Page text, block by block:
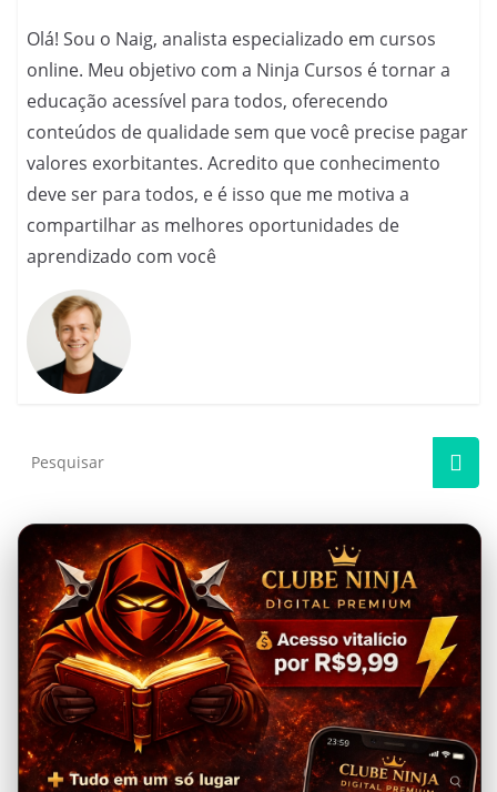
Olá! Sou o Naig, analista especializado em cursos
online. Meu objetivo com a Ninja Cursos é tornar a
educação acessível para todos, oferecendo
conteúdos de qualidade sem que você precise pagar
valores exorbitantes. Acredito que conhecimento
deve ser para todos, e é isso que me motiva a
compartilhar as melhores oportunidades de
aprendizado com você